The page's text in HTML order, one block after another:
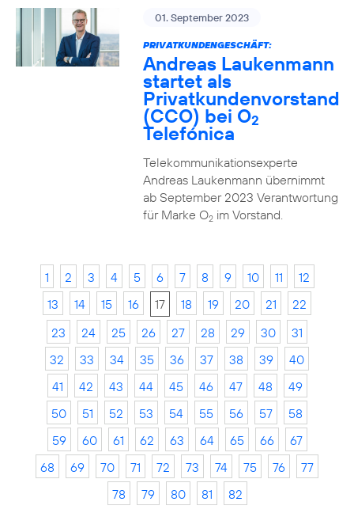
01. September 2023
PRIVATKUNDENGESCHÄFT:
Andreas Laukenmann
startet als
Privatkundenvorstand
(CCO) bei O2
Telefónica
Telekommunikationsexperte
Andreas Laukenmann übernimmt
ab September 2023 Verantwortung
für Marke O2im Vorstand.
1 2 3 4 5 6 7 8 9 10 11
12
13
14 15 16 17 18 19 20 21
22
23
24 25 26 27 28 29 30
31
32
33 34 35 36 37 38 39
40
41
42 43 44 45 46 47 48
49
50
51 52 53 54 55 56 57
58
59
60 61 62 63 64 65 66
67
68
69 70 71 72 73 74 75 76
77
78
79 80 81 82